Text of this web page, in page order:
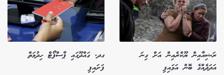
ރަޝިއާއިން ޔޫކްރެއިން އަށް ގިނަ
އަދަދެއްގެ ބޮން އަޅައިފި
ގދ. ގައްދޫގައި ޕާސްޕޯޓް ހިދުމަތް
ފަށައިފި